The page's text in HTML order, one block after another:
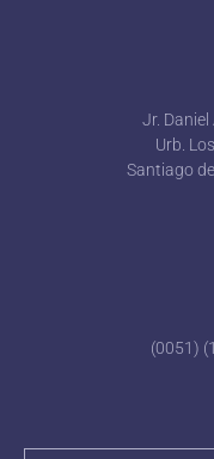
Jr. Daniel
Urb.
Santiago
(0051)